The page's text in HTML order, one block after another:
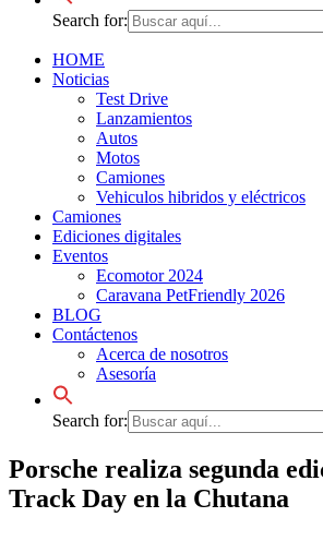
Search for:
HOME
Noticias
Test Drive
Lanzamientos
Autos
Motos
Camiones
Vehiculos hibridos y eléctricos
Camiones
Ediciones digitales
Eventos
Ecomotor 2024
Caravana PetFriendly 2026
BLOG
Contáctenos
Acerca de nosotros
Asesoría
Search for:
Porsche realiza segunda
Track Day en la Chutana